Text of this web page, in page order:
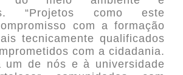
“Projetos como este
com a formação
tecnicamente qualificados
com a cidadania.
um de nós e à universidade